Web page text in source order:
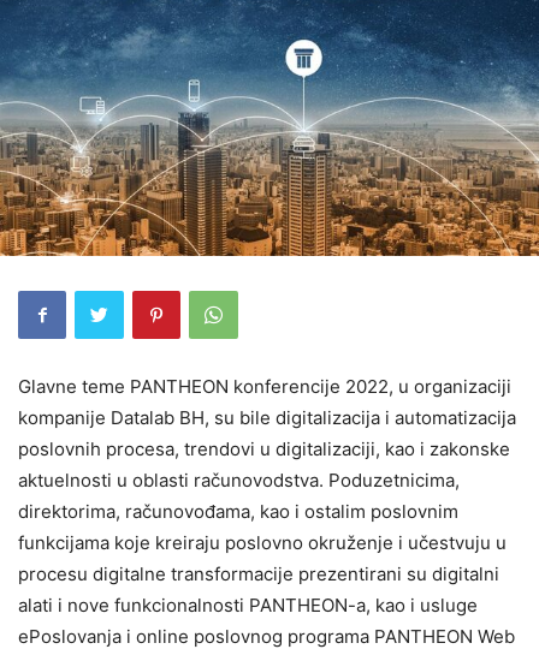
Glavne teme PANTHEON konferencije 2022, u organizaciji
kompanije Datalab BH, su bile digitalizacija i automatizacija
poslovnih procesa, trendovi u digitalizaciji, kao i zakonske
aktuelnosti u oblasti računovodstva. Poduzetnicima,
direktorima, računovođama, kao i ostalim poslovnim
funkcijama koje kreiraju poslovno okruženje i učestvuju u
procesu digitalne transformacije prezentirani su digitalni
alati i nove funkcionalnosti PANTHEON-a, kao i usluge
ePoslovanja i online poslovnog programa PANTHEON Web